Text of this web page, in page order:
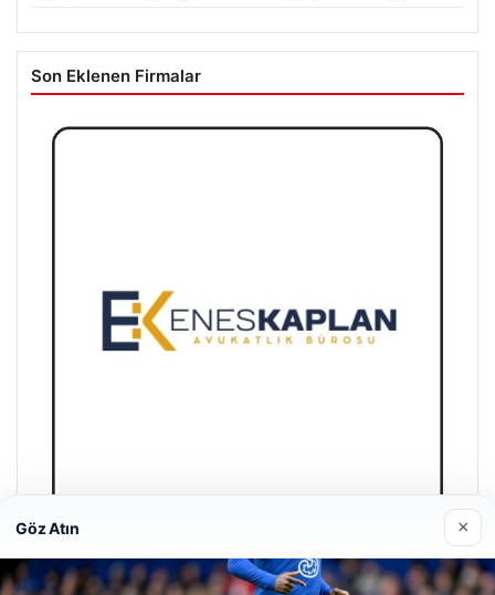
Son Eklenen Firmalar
Enes Kaplan Avukatlık Bürosu
Nisan 28, 2026
Göz Atın ×